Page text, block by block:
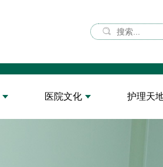
医院文化 护理天